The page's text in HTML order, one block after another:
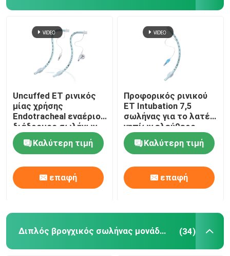
Uncuffed ET ρινικός
μίας χρήσης
Endotracheal εναέριος
διάδρομος σωλήνων
για το χειρουργικό
cOemΚαλύτερη τιμή
επαφή
Προφορικός ρινικού
ET Intubation 7,5
σωλήνας για το λατέξ
νηπίων ελεύθερο
Καλύτερη τιμή
επαφή
Διπλός βρογχικός σωλήνας μονάδων λούμεν (34)